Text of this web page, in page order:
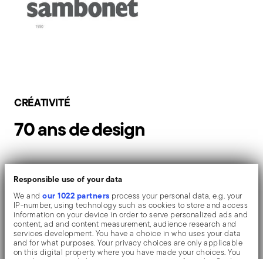
Responsible use of your data
We andour 1022 partners process your personal data, e.g. your
IP-number, using technology such as cookies to store and access
information on your device in order to serve personalized ads and
content, ad and content measurement, audience research and
services development. You have a choice in who uses your data
and for what purposes. Your privacy choices are only applicable
on this digital property where you have made your choices. You
CRÉATIVITÉ
70 ans de design
et de créativité. Si l'estampille "GS" exprime l'héritage du
fondateur Giuseppe Sambonet, le logo de la marque
Sambonet a été conçu en 1950 par Max Huber, Albe
Steiner et Roberto Sambonet. Une image qui, depuis
plus de 70 ans, souligne le lien étroit entre l'entreprise et